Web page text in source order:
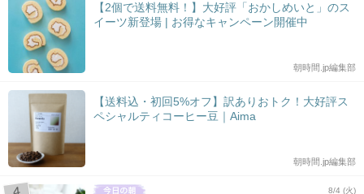
【2個で送料無料！】大好評「おかしめいと」のス
イーツ新登場 | お得なキャンペーン開催中
朝時間.jp編集部
【送料込・初回5%オフ】訳ありおトク！大好評ス
ペシャルティコーヒー豆｜Aima
朝時間.jp編集部
8/4 (火)